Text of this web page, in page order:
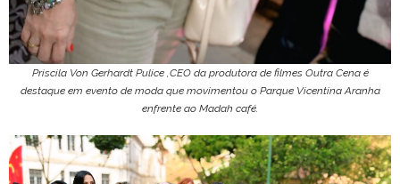
Priscila Von Gerhardt Pulice ,CEO da produtora de filmes Outra Cena é
destaque em evento de moda que movimentou o Parque Vicentina Aranha
enfrente ao Madah café.